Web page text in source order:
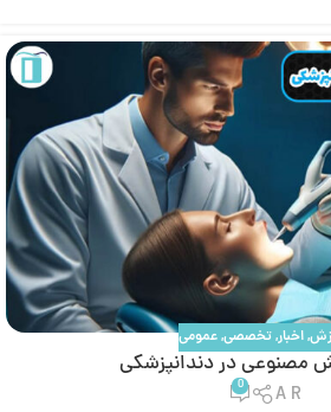
,اخبار,تخصصی,عمومی
مصنوعی در دندانپزشکی
A R
0